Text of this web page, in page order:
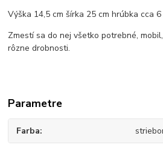
Výška 14,5 cm šírka 25 cm hrúbka cca 6
Zmestí sa do nej všetko potrebné,
rôzne drobnosti.
Parametre
Farba